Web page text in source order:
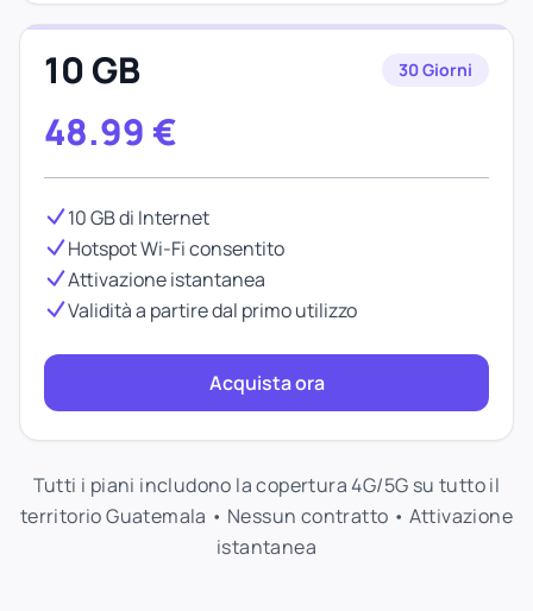
10 GB 30 Giorni
48.99 €
10 GB di Internet
Hotspot Wi-Fi consentito
Attivazione istantanea
Validità a partire dal primo utilizzo
Acquista ora
Tutti i piani includono la copertura 4G/5G su tutto il
territorio Guatemala • Nessun contratto • Attivazione
istantanea